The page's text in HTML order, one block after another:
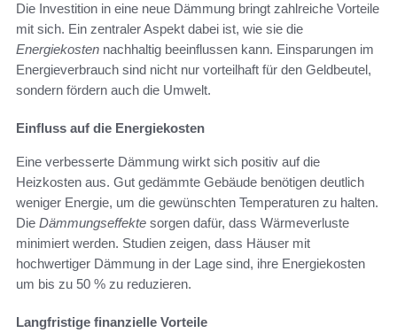
Die Investition in eine neue Dämmung bringt zahlreiche Vorteile
mit sich. Ein zentraler Aspekt dabei ist, wie sie die
Energiekosten nachhaltig beeinflussen kann. Einsparungen im
Energieverbrauch sind nicht nur vorteilhaft für den Geldbeutel,
sondern fördern auch die Umwelt.
Einfluss auf die Energiekosten
Eine verbesserte Dämmung wirkt sich positiv auf die
Heizkosten aus. Gut gedämmte Gebäude benötigen deutlich
weniger Energie, um die gewünschten Temperaturen zu halten.
Die Dämmungseffekte sorgen dafür, dass Wärmeverluste
minimiert werden. Studien zeigen, dass Häuser mit
hochwertiger Dämmung in der Lage sind, ihre Energiekosten
um bis zu 50 % zu reduzieren.
Langfristige finanzielle Vorteile